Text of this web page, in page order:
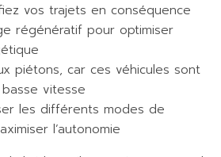
vos trajets en conséquence
régénératif pour optimiser
piétons, car ces véhicules sont
vitesse
les différents modes de
l’autonomie